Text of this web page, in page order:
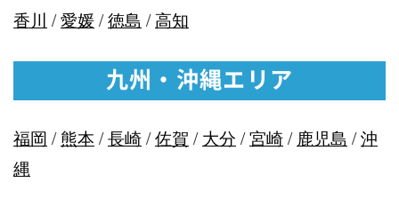
香川 /愛媛/徳島 /高知
九州・沖縄エリア
福岡 /熊本 /長崎/佐賀 /大分 /宮崎/ 鹿児島 /沖
縄